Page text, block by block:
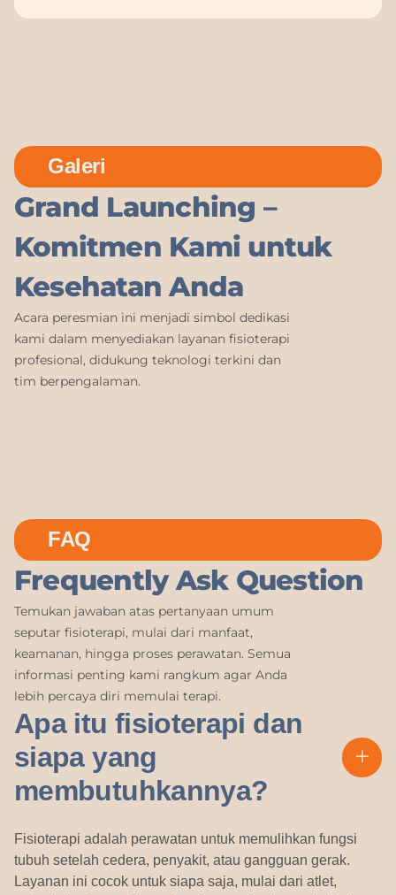
Galeri
Grand Launching –
Komitmen Kami untuk
Kesehatan Anda
Acara peresmian ini menjadi simbol dedikasi
kami dalam menyediakan layanan fisioterapi
profesional, didukung teknologi terkini dan
tim berpengalaman.
FAQ
Frequently Ask Question
Temukan jawaban atas pertanyaan umum
seputar fisioterapi, mulai dari manfaat,
keamanan, hingga proses perawatan. Semua
informasi penting kami rangkum agar Anda
lebih percaya diri memulai terapi.
Apa itu fisioterapi dan
siapa yang
membutuhkannya?
Fisioterapi adalah perawatan untuk memulihkan fungsi
tubuh setelah cedera, penyakit, atau gangguan gerak.
Layanan ini cocok untuk siapa saja, mulai dari atlet,